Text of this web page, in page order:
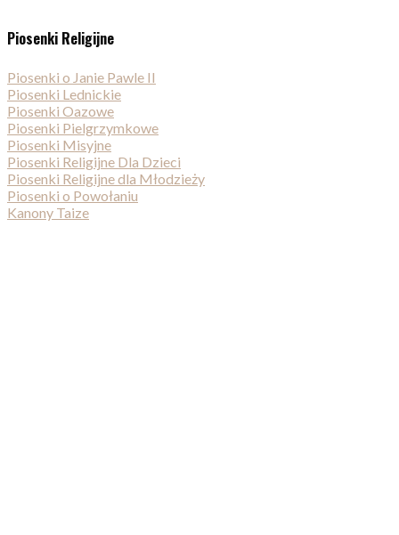
Piosenki Religijne
Piosenki o Janie Pawle II
Piosenki Lednickie
Piosenki Oazowe
Piosenki Pielgrzymkowe
Piosenki Misyjne
Piosenki Religijne Dla Dzieci
Piosenki Religijne dla Młodzieży
Piosenki o Powołaniu
Kanony Taize